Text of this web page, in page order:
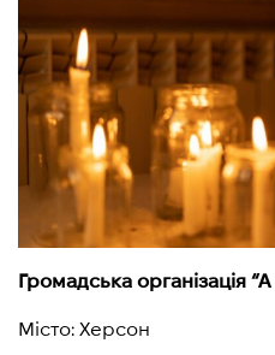
Громадська організація
Місто: Херсон